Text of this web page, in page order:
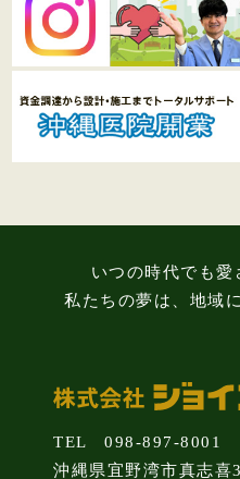
いつの時代でも愛
私たちの夢は、地域
TEL 098-897-8001
沖縄県宜野湾市真志喜